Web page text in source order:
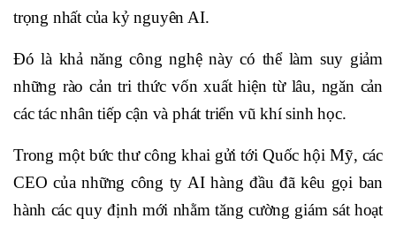
trọng nhất của kỷ nguyên AI.
Đó là khả năng công nghệ này có thể làm suy giảm
những rào cản tri thức vốn xuất hiện từ lâu, ngăn cản
các tác nhân tiếp cận và phát triển vũ khí sinh học.
Trong một bức thư công khai gửi tới Quốc hội Mỹ, các
CEO của những công ty AI hàng đầu đã kêu gọi ban
hành các quy định mới nhằm tăng cường giám sát hoạt